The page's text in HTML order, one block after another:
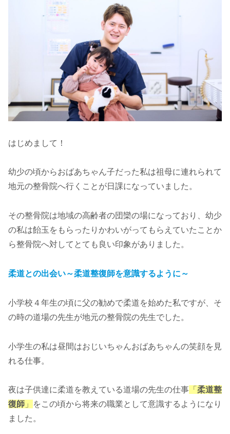
はじめまして！
幼少の頃からおばあちゃん子だった私は祖母に連れられて
地元の整骨院へ行くことが日課になっていました。
その整骨院は地域の高齢者の団欒の場になっており、幼少
の私は飴玉をもらったりかわいがってもらえていたことか
ら整骨院へ対してとても良い印象がありました。
柔道との出会い～柔道整復師を意識するように～
小学校４年生の頃に父の勧めで柔道を始めた私ですが、そ
の時の道場の先生が地元の整骨院の先生でした。
小学生の私は昼間はおじいちゃんおばあちゃんの笑顔を見
れる仕事。
夜は子供達に柔道を教えている道場の先生の仕事 「 柔道整
復師 」
をこの頃から将来の職業として意識するようになり
ました。